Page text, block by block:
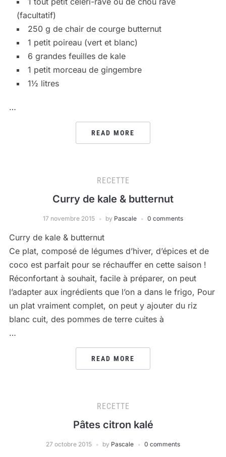
(facultatif)
250 g de chair de courge butternut
1 petit poireau (vert et blanc)
6 grandes feuilles de kale
1 petit morceau de gingembre
1½ litres
…
READ MORE
RECETTE
Curry de kale & butternut
17 novembre 2015 by Pascale 0 comments
Curry de kale & butternut
Ce plat, composé de légumes d’hiver, d’épices et de
coco est parfait pour se réchauffer en cette saison !
Réconfortant à souhait, facile à préparer, on peut
l’adapter aux ingrédients que l’on a dans le frigo, Pour
un plat vraiment complet, on peut y ajouter du riz
blanc cuit, des pommes de terre cuites à
…
READ MORE
RECETTE
Pâtes citron kalé
27 octobre 2015 by Pascale 0 comments